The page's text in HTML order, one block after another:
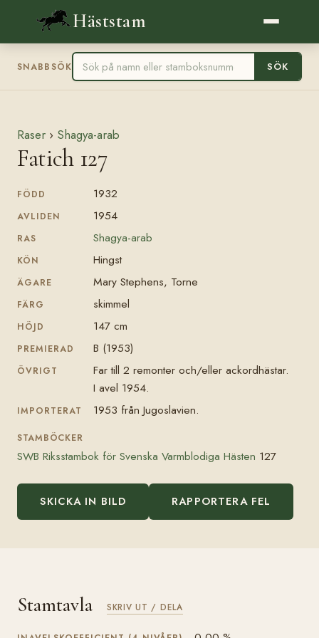
Häststam
SNABBSÖK SÖK
Raser › Shagya-arab
Fatich 127
FÖDD 1932
AVLIDEN 1954
RAS Shagya-arab
KÖN Hingst
ÄGARE Mary Stephens, Torne
FÄRG skimmel
HÖJD 147 cm
PREMIERAD B (1953)
ÖVRIGT
Far till 2 remonter och/eller ackordhästar.
I avel 1954.
IMPORTERAT 1953 från Jugoslavien.
STAMBÖCKER
SWB Riksstambok för Svenska Varmblodiga Hästen 127
SKICKA IN BILD RAPPORTERA FEL
Stamtavla SKRIV UT / DELA